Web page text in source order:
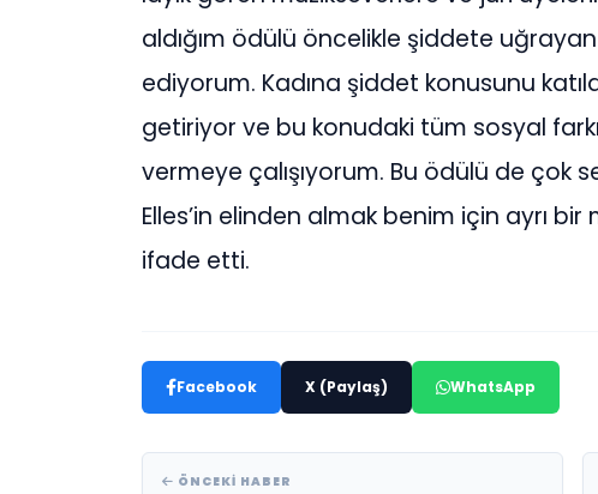
aldığım ödülü öncelikle şiddete
ediyorum. Kadına şiddet konusunu
getiriyor ve bu konudaki tüm sosyal
vermeye çalışıyorum. Bu ödülü de çok
Elles’in elinden almak benim için ayrı bir
ifade etti.
Facebook X (Paylaş) WhatsApp
ÖNCEKI HABER